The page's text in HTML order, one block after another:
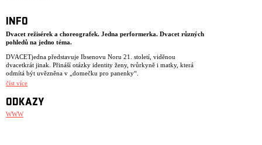
INFO
Dvacet režisérek a choreografek. Jedna performerka. Dvacet různých
pohledů na jedno téma.
DVACETjedna představuje Ibsenovu Noru 21. století, viděnou
dvacetkrát jinak. Přináší otázky identity ženy, tvůrkyně i matky, která
odmítá být uvězněna v „domečku pro panenky“.
Režisérky z Prahy, Nairobi i Ukrajiny vnášejí do postavy vlastní realitu a
rezonuje v jejich kulturním prostředí a umělecké praxi.
Výchozím bodem jsou omezení, která ženy v tvorbě často zakoušejí –
číst více
ODKAZY
WWW